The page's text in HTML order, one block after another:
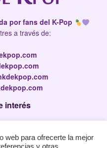
por fans del K-Pop
a través de:
interés
web para ofrecerte la mejor